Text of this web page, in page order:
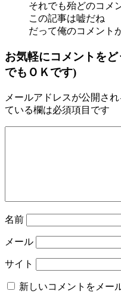
それでも殆どのコメ
この記事は嘘だね
だって俺のコメント
お気軽にコメントを
でもＯＫです)
メールアドレスが公開さ
ている欄は必須項目です
名前
メール
サイト
新しいコメントをメー